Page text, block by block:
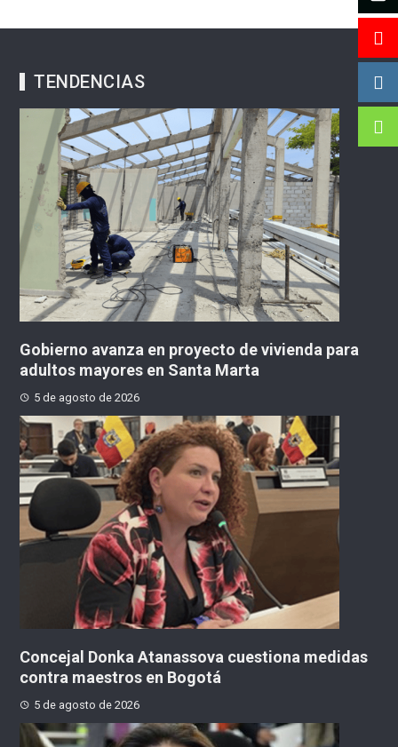
TENDENCIAS
Gobierno avanza en proyecto de vivienda para
adultos mayores en Santa Marta
5 de agosto de 2026
Concejal Donka Atanassova cuestiona medidas
contra maestros en Bogotá
5 de agosto de 2026